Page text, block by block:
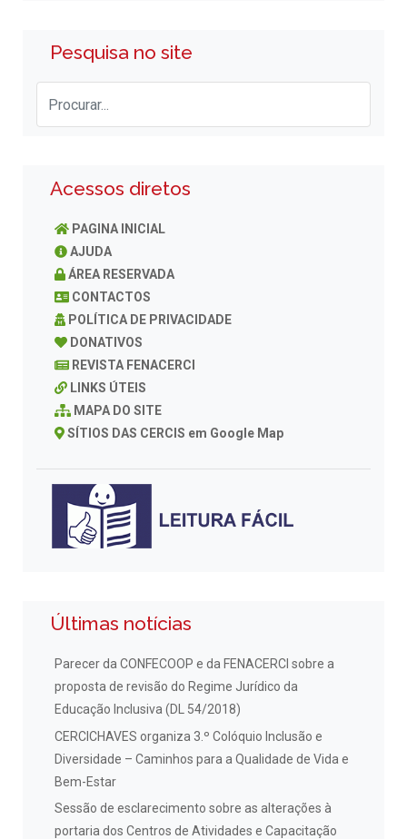
Pesquisa no site
Acessos diretos
PAGINA INICIAL
AJUDA
ÁREA RESERVADA
CONTACTOS
POLÍTICA DE PRIVACIDADE
DONATIVOS
REVISTA FENACERCI
LINKS ÚTEIS
MAPA DO SITE
SÍTIOS DAS CERCIS em Google Map
Últimas notícias
Parecer da CONFECOOP e da FENACERCI sobre a
proposta de revisão do Regime Jurídico da
Educação Inclusiva (DL 54/2018)
CERCICHAVES organiza 3.º Colóquio Inclusão e
Diversidade – Caminhos para a Qualidade de Vida e
Bem-Estar
Sessão de esclarecimento sobre as alterações à
portaria dos Centros de Atividades e Capacitação